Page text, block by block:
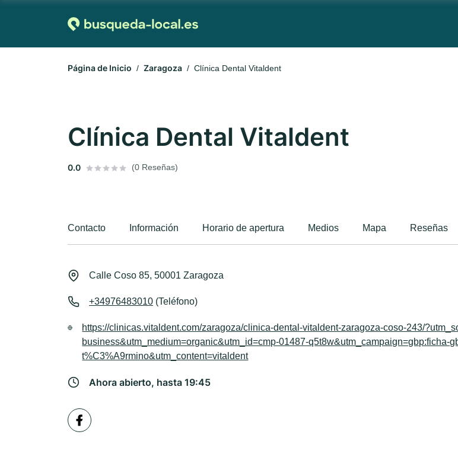
Página de Inicio Zaragoza Clínica Dental Vitaldent
Clínica Dental Vitaldent
0.0 (0 Reseñas)
Contacto Información Horario de apertura Medios Mapa Reseñas
Calle Coso 85, 50001 Zaragoza
+34976483010 (Teléfono)
https://clinicas.vitaldent.com/zaragoza/clinica-dental-vitaldent-zaragoza-coso-243/
business&utm_medium=organic&utm_id=cmp-01487-q5t8w&utm_campaign=gbp:ficha-
t%C3%A9rmino&utm_content=vitaldent
Ahora abierto, hasta 19:45